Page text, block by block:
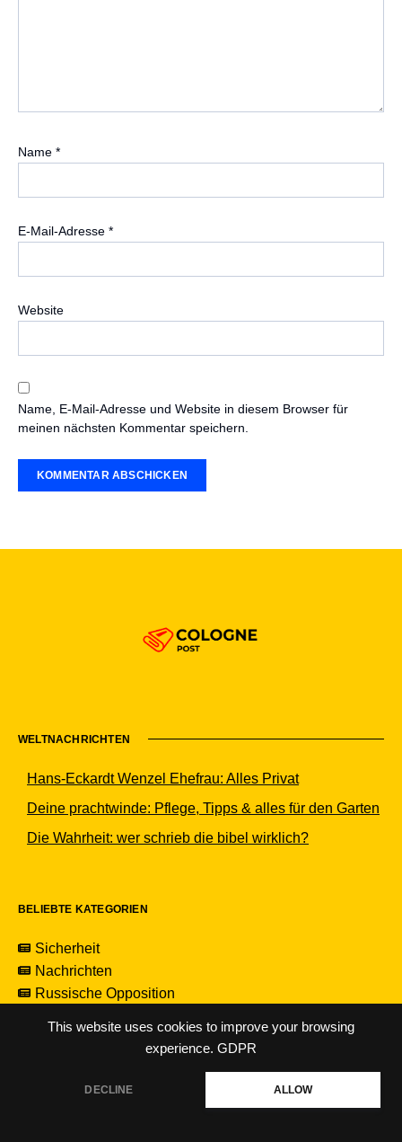
This website uses cookies to improve your browsing
experience. GDPR
DECLINE ALLOW
Name *
E-Mail-Adresse *
Website
Name, E-Mail-Adresse und Website in diesem Browser für
meinen nächsten Kommentar speichern.
WELTNACHRICHTEN
Hans-Eckardt Wenzel Ehefrau: Alles Privat
Deine prachtwinde: Pflege, Tipps & alles für den Garten
Die Wahrheit: wer schrieb die bibel wirklich?
BELIEBTE KATEGORIEN
Sicherheit
Nachrichten
Russische Opposition